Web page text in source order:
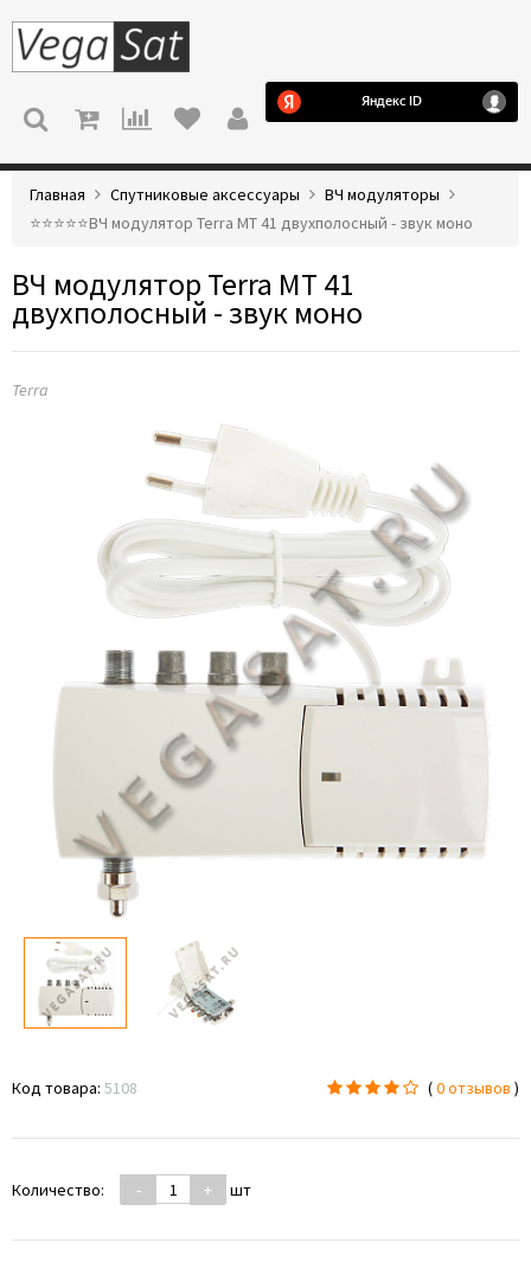
МЕНЮ
Главная Спутниковые аксессуары
ВЧ модуляторы
⭐️⭐️⭐️⭐️⭐️ВЧ модулятор Terra MT 41 двухполосный - звук моно
ВЧ модулятор Terra MT 41
двухполосный - звук моно
Terra
Код товара: 5108 (0 отзывов )
Количество: - + шт